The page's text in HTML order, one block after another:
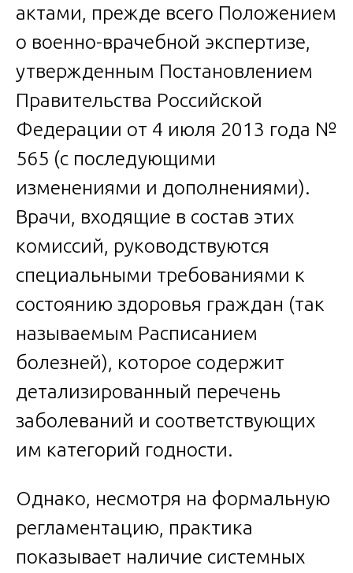
актами, прежде всего Положением
о военно-врачебной экспертизе,
утвержденным Постановлением
Правительства Российской
Федерации от 4 июля 2013 года №
565 (с последующими
изменениями и дополнениями).
Врачи, входящие в состав этих
комиссий, руководствуются
специальными требованиями к
состоянию здоровья граждан (так
называемым Расписанием
болезней), которое содержит
детализированный перечень
заболеваний и соответствующих
им категорий годности.
Однако, несмотря на формальную
регламентацию, практика
показывает наличие системных